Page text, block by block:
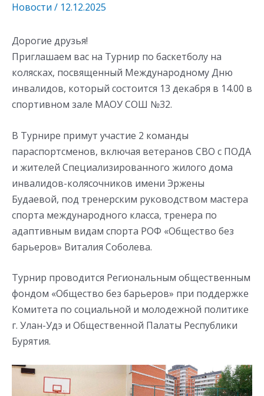
Новости / 12.12.2025
Дорогие друзья!
Приглашаем вас на Турнир по баскетболу на
колясках, посвященный Международному Дню
инвалидов, который состоится 13 декабря в 14.00 в
спортивном зале МАОУ СОШ №32.
В Турнире примут участие 2 команды
параспортсменов, включая ветеранов СВО с ПОДА
и жителей Специализированного жилого дома
инвалидов-колясочников имени Эржены
Будаевой, под тренерским руководством мастера
спорта международного класса, тренера по
адаптивным видам спорта РОФ «Общество без
барьеров» Виталия Соболева.
Турнир проводится Региональным общественным
фондом «Общество без барьеров» при поддержке
Комитета по социальной и молодежной политике
г. Улан-Удэ и Общественной Палаты Республики
Бурятия.